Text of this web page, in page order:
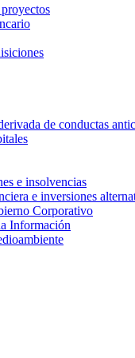
de conductas
e insolvencias
e inversiones
Corporativo
Información